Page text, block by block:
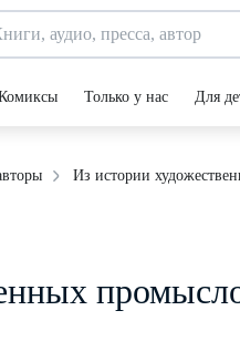
Только у нас Для
Из истории